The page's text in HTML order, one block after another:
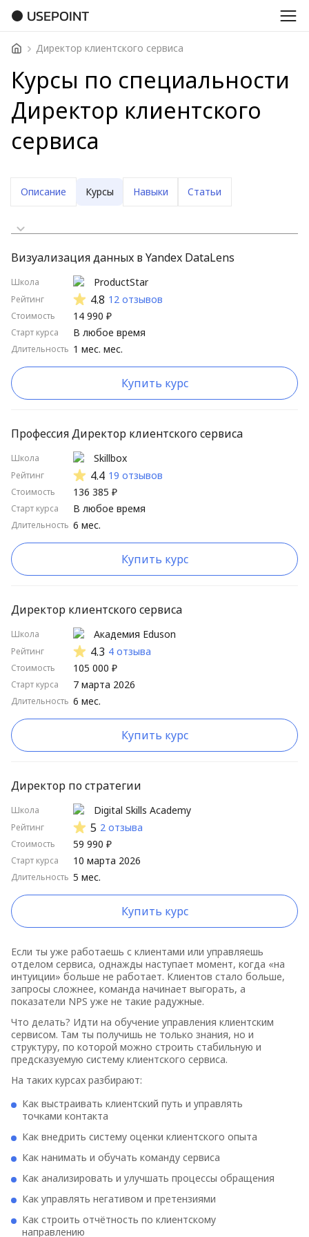
USEPOINT
Директор клиентского сервиса
Курсы по специальности
Директор клиентского
сервиса
Описание Курсы Навыки Статьи
Сначала дорогие
Стартуют скоро
Стартуют нескоро
Школы от А до Я
Длительные курсы сначала
Короткие курсы сначала
Высокий рейтинг
Низкий рейтинг
Визуализация данных в Yandex DataLens
Школа
Рейтинг
Стоимость
Старт курса
Длительность
ProductStar
4.8 12 отзывов
14 990 ₽
1 мес. мес.
В любое время
Купить курс
Профессия Директор клиентского сервиса
Школа
Рейтинг
Стоимость
Старт курса
Длительность
Skillbox
4.4 19 отзывов
136 385 ₽
6 мес.
В любое время
Купить курс
Директор клиентского сервиса
Школа
Рейтинг
Стоимость
Старт курса
Длительность
Академия Eduson
4.3 4 отзыва
105 000 ₽
6 мес.
7 марта 2026
Купить курс
Директор по стратегии
Школа
Рейтинг
Стоимость
Старт курса
Длительность
Digital Skills Academy
5 2 отзыва
59 990 ₽
5 мес.
10 марта 2026
Купить курс
Если ты уже работаешь с клиентами или управляешь
отделом сервиса, однажды наступает момент, когда «на
интуиции» больше не работает. Клиентов стало больше,
запросы сложнее, команда начинает выгорать, а
показатели NPS уже не такие радужные.
Что делать? Идти на обучение управления клиентским
сервисом. Там ты получишь не только знания, но и
структуру, по которой можно строить стабильную и
предсказуемую систему клиентского сервиса.
На таких курсах разбирают:
Как выстраивать клиентский путь и управлять
точками контакта
Как внедрить систему оценки клиентского опыта
Как нанимать и обучать команду сервиса
Как анализировать и улучшать процессы обращения
Как управлять негативом и претензиями
Как строить отчётность по клиентскому
направлению